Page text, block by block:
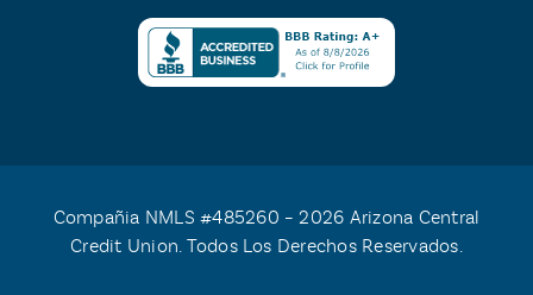
Compañia NMLS #485260 – 2026 Arizona Central
Credit Union. Todos Los Derechos Reservados.